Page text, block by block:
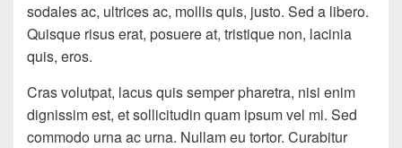
sodales ac, ultrices ac, mollis quis, justo. Sed a libero.
Quisque risus erat, posuere at, tristique non, lacinia
quis, eros.
Cras volutpat, lacus quis semper pharetra, nisi enim
dignissim est, et sollicitudin quam ipsum vel mi. Sed
commodo urna ac urna. Nullam eu tortor. Curabitur